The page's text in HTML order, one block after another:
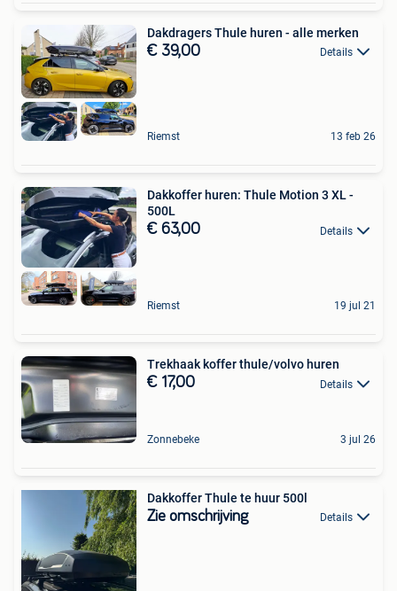
Dakdragers Thule huren - alle merken
€ 39,00 Details
Riemst 13 feb 26
Dakkoffer huren: Thule Motion 3 XL -
500L
€ 63,00 Details
Riemst 19 jul 21
Trekhaak koffer thule/volvo huren
€ 17,00 Details
Zonnebeke 3 jul 26
Dakkoffer Thule te huur 500l
Zie omschrijving Details